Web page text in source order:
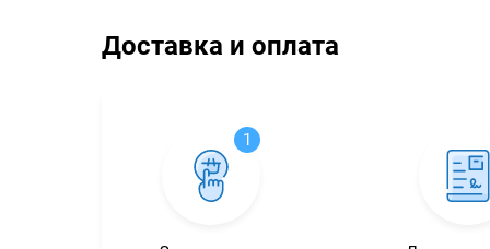
Доставка и оплата
1